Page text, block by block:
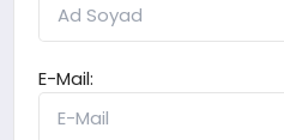
E-Mail: